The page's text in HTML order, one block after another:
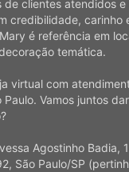
de clientes atendidos
credibilidade, carinho
é referência em
temática.
virtual com
Vamos juntos
Agostinho Badia,
São Paulo/SP